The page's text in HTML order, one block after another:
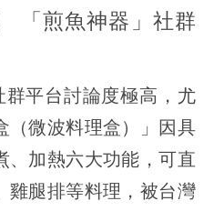
「煎魚神器」社群
平台討論度極高，尤
（微波料理盒）」因具
、加熱六大功能，可直
雞腿排等料理，被台灣